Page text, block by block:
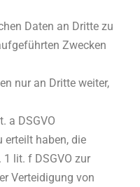
Daten an Dritte zu
Zwecken
nur an Dritte weiter,
a DSGVO
erteilt haben, die
1 lit. f DSGVO zur
Verteidigung von